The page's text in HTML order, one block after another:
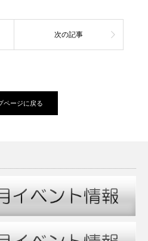
次の記事
ページに戻る